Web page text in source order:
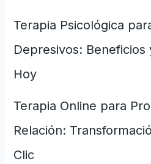
Terapia Psicológica
Depresivos: Beneficios
Hoy
Terapia Online para
Relación:
Clic